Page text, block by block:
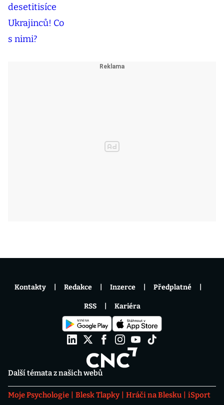
Další témata z našich webů
Moje Psychologie Blesk Tlapky Hráči na Blesku
iSport
Kontakty Redakce Inzerce Předplatné
RSS Kariéra